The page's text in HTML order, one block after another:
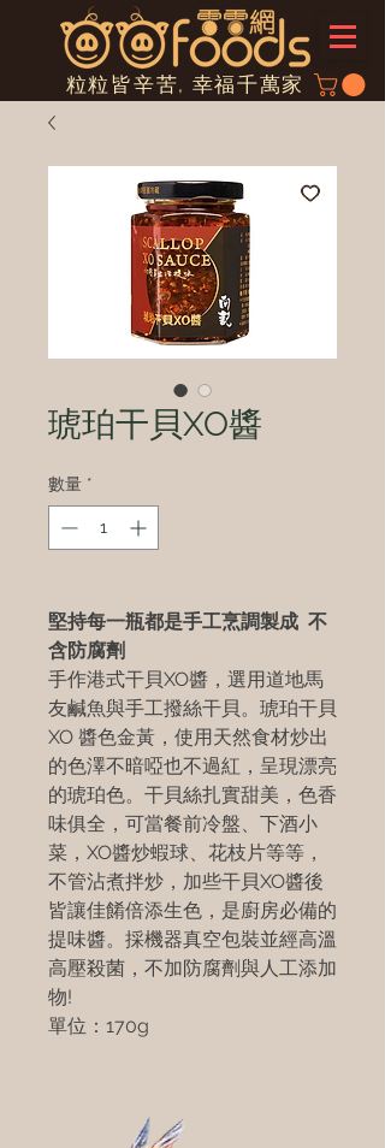
粒粒皆辛苦, 幸福千萬家
琥珀干貝XO醬
數量 *
堅持每一瓶都是手工烹調製成 不
含防腐劑
手作港式干貝XO醬，選用道地馬
友鹹魚與手工撥絲干貝。琥珀干貝
XO 醬色金黃，使用天然食材炒出
的色澤不暗啞也不過紅，呈現漂亮
的琥珀色。干貝絲扎實甜美，色香
味俱全，可當餐前冷盤、下酒小
菜，XO醬炒蝦球、花枝片等等，
不管沾煮拌炒，加些干貝XO醬後
皆讓佳餚倍添生色，是廚房必備的
提味醬。採機器真空包裝並經高溫
高壓殺菌，不加防腐劑與人工添加
物!
單位：170g